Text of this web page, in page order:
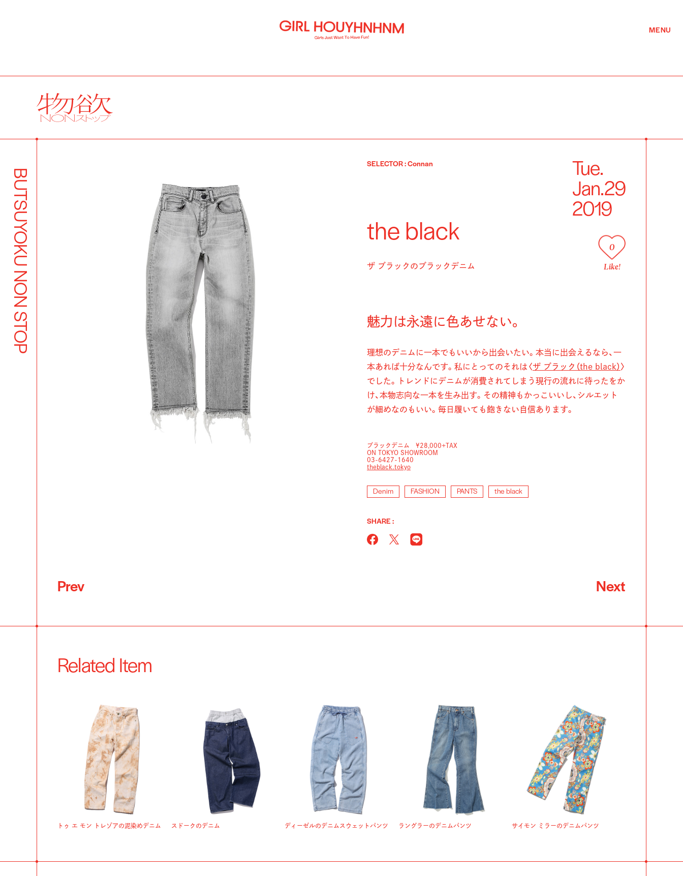
MENU
BUTSUYOKU NON STOP
Tue.
Jan.29
2019
SELECTOR : Connan
the black
ザ ブラックのブラックデニム
0
Like!
魅力は永遠に色あせない。
理想のデニムに一本でもいいから出会いたい。本当に出会えるなら、一
本あれば十分なんです。私にとってのそれは〈ザ ブラック（the black） 〉
でした。トレンドにデニムが消費されてしまう現行の流れに待ったをか
け、本物志向な一本を生み出す。その精神もかっこいいし、シルエット
が細めなのもいい。毎日履いても飽きない自信あります。
ブラックデニム ¥28,000+TAX
ON TOKYO SHOWROOM
03-6427-1640
theblack.tokyo
Denim FASHION PANTS the black
SHARE :
Prev Next
Related Item
トゥ エ モン トレゾアの泥染めデニム スドークのデニム ディーゼルのデニムスウェットパンツ ラングラーのデニムパンツ サイモン ミラーのデニムパンツ